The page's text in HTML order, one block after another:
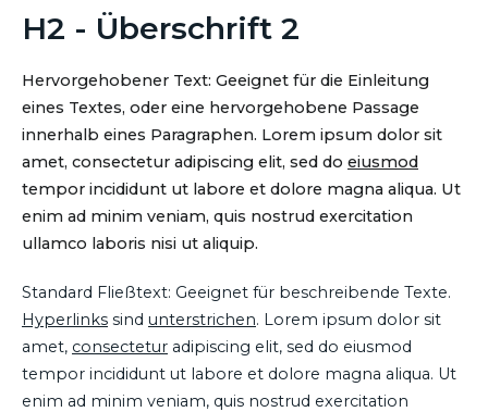
H2 - Überschrift 2
Hervorgehobener Text: Geeignet für die Einleitung
eines Textes, oder eine hervorgehobene Passage
innerhalb eines Paragraphen. Lorem ipsum dolor sit
amet, consectetur adipiscing elit, sed do eiusmod
tempor incididunt ut labore et dolore magna aliqua. Ut
enim ad minim veniam, quis nostrud exercitation
ullamco laboris nisi ut aliquip.
Standard Fließtext: Geeignet für beschreibende Texte.
Hyperlinks sind unterstrichen. Lorem ipsum dolor sit
amet, consectetur adipiscing elit, sed do eiusmod
tempor incididunt ut labore et dolore magna aliqua. Ut
enim ad minim veniam, quis nostrud exercitation